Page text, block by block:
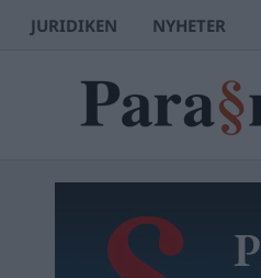
JURIDIKEN NYHETER